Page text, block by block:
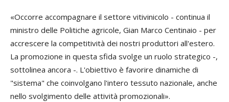
«Occorre accompagnare il settore vitivinicolo - continua il
ministro delle Politiche agricole, Gian Marco Centinaio - per
accrescere la competitività dei nostri produttori all'estero.
La promozione in questa sfida svolge un ruolo strategico -,
sottolinea ancora -. L'obiettivo è favorire dinamiche di
"sistema" che coinvolgano l'intero tessuto nazionale, anche
nello svolgimento delle attività promozionali».